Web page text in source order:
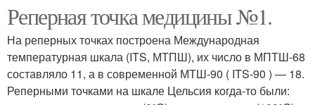
Реперная точка медицины №1.
На реперных точках построена Международная
температурная шкала (ITS, МТПШ), их число в МПТШ-68
составляло 11, а в современной МТШ-90 ( ITS-90 ) — 18.
Реперными точками на шкале Цельсия когда-то были: